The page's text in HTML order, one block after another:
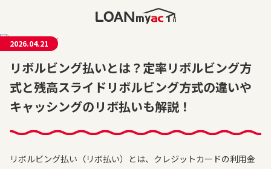
2026.04.21
リボルビング払いとは？定率リボルビング方
式と残高スライドリボルビング方式の違いや
キャッシングのリボ払いも解説！
リボルビング払い（リボ払い）とは、クレジットカードの利用金